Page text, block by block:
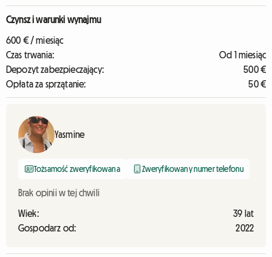
Czynsz i warunki wynajmu
600 € / miesiąc
Czas trwania:
Od 1 miesiąc
Depozyt zabezpieczający:
500 €
Opłata za sprzątanie:
50 €
Yasmine
Tożsamość zweryfikowana Zweryfikowany numer telefonu
Brak opinii w tej chwili
Wiek:
39 lat
Gospodarz od:
2022